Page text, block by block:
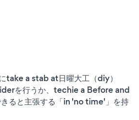
take a stab at日曜大工（diy）
を行うか、techie a Before and
ると主張する「in 'no time'」を持